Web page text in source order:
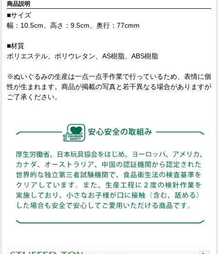
商品説明
■サイズ
幅：10.5cm、高さ：9.5cm、奥行：77cmm
■材質
ポリエステル、ポリウレタン、AS樹脂、ABS樹脂
※ぬいぐるみの生産は一点一点手作業で行っているため、表情に個
性が生まれます。商品が掲載の写真と若干異なる場合がありますが
ご了承ください。